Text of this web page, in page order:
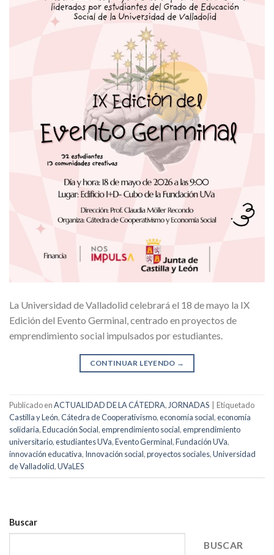
La Universidad de Valladolid celebrará el 18 de mayo la IX
Edición del Evento Germinal, centrado en proyectos de
emprendimiento social impulsados por estudiantes.
CONTINUAR LEYENDO →
Publicado enACTUALIDAD DE LA CÁTEDRA,JORNADAS
Etiquetado
Castilla y León,Cátedra de Cooperativismo,economía social,economía
solidaria,Educación Social,emprendimiento social,emprendimiento
universitario,estudiantes UVa,Evento Germinal,Fundación UVa,
innovación educativa, Innovación social,proyectos sociales,Universidad
de Valladolid,UVaLES
Buscar
BUSCAR